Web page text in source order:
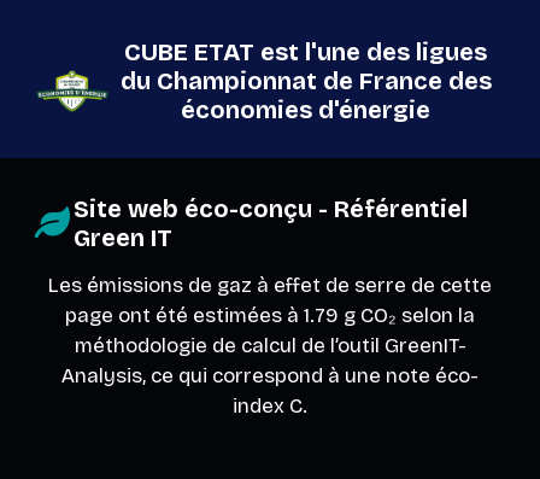
CUBE ETAT est l'une des ligues
du Championnat de France des
économies d'énergie
Site web éco-conçu - Référentiel
Green IT
Les émissions de gaz à effet de serre de cette
page ont été estimées à 1.79 g CO₂ selon la
méthodologie de calcul de l’outil GreenIT-
Analysis, ce qui correspond à une note éco-
index C.